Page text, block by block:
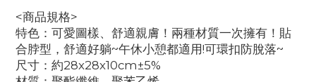
<商品規格>
特色：可愛圖樣、舒適親膚！兩種材質一次擁有！貼
合脖型，舒適好躺~午休小憩都適用!可環扣防脫落~
尺寸：約28x28x10cm±5%